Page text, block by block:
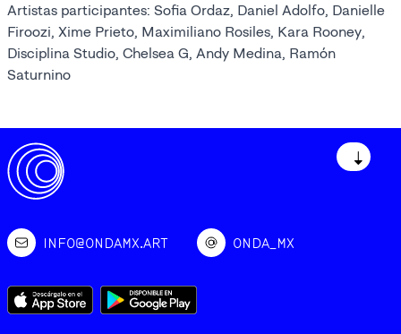
Artistas participantes: Sofia Ordaz, Daniel Adolfo, Danielle
Firoozi, Xime Prieto, Maximiliano Rosiles, Kara Rooney,
Disciplina Studio, Chelsea G, Andy Medina, Ramón
Saturnino
↓
INFO@ONDAMX.ART ONDA_MX